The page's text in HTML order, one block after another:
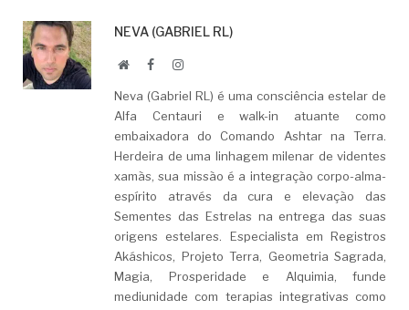
NEVA (GABRIEL RL)
WebsiteFacebookLinkedIn
Neva (Gabriel RL) é uma consciência estelar de
Alfa Centauri e walk-in atuante como
embaixadora do Comando Ashtar na Terra.
Herdeira de uma linhagem milenar de videntes
xamãs, sua missão é a integração corpo-alma-
espírito através da cura e elevação das
Sementes das Estrelas na entrega das suas
origens estelares. Especialista em Registros
Akáshicos, Projeto Terra, Geometria Sagrada,
Magia, Prosperidade e Alquimia, funde
mediunidade com terapias integrativas como